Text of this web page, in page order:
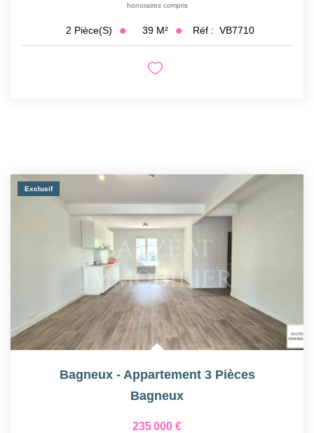
honoraires compris
2 Pièce(s) 39 M² Réf : VB7710
Exclusif
Bagneux - Appartement 3 Pièces
Bagneux
235 000 €